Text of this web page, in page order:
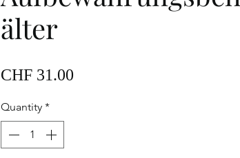
älter
CHF 31.00
Quantity *